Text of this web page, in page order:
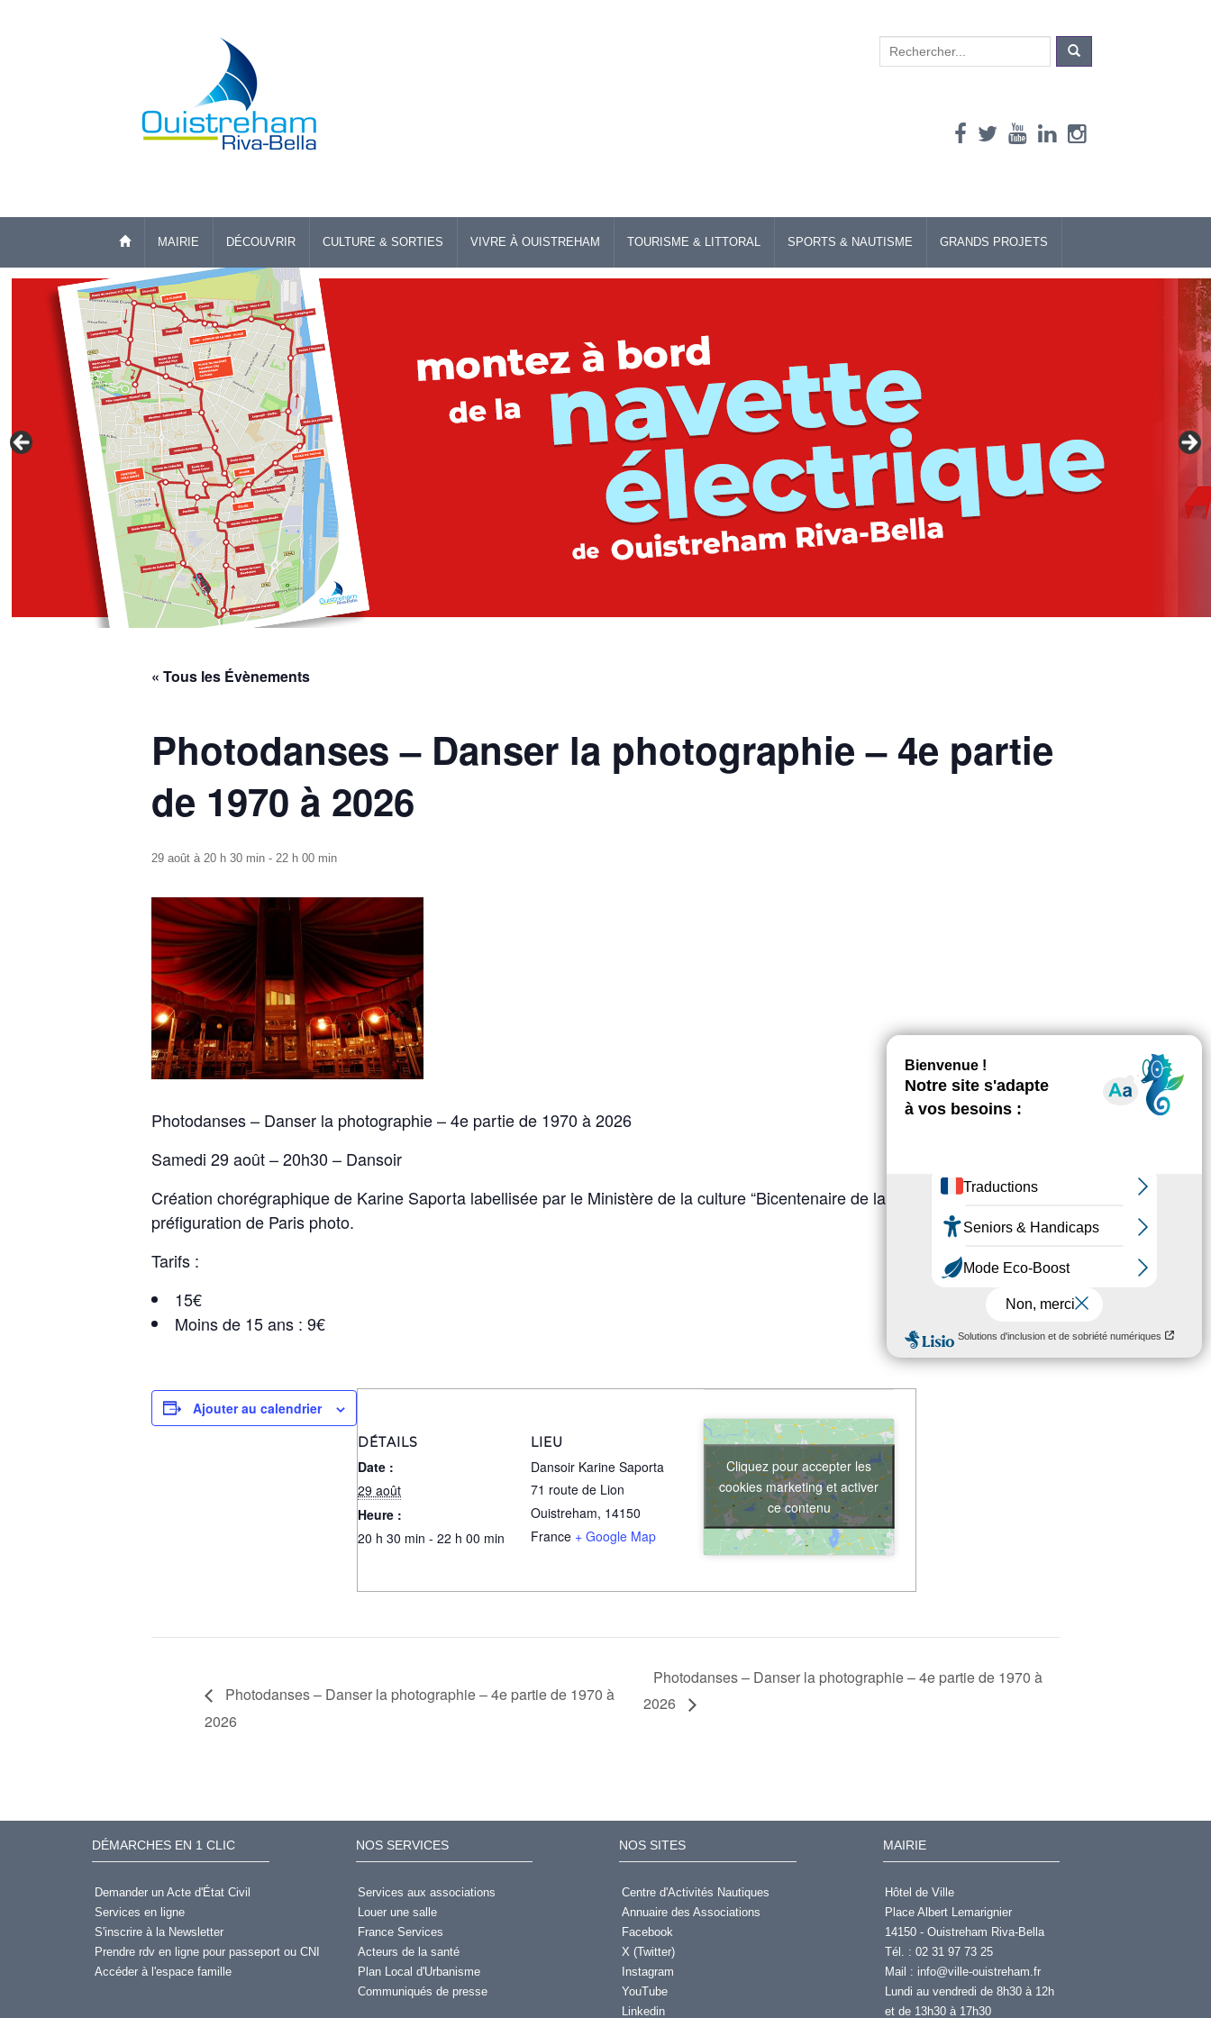
Search
for:
MAIRIE DÉCOUVRIR CULTURE & SORTIES VIVRE À OUISTREHAM TOURISME & LITTORAL SPORTS & NAUTISME GRANDS PROJETS
« Tous les Évènements
Photodanses – Danser la photographie – 4e partie
de 1970 à 2026
29 août à 20 h 30 min - 22 h 00 min
Photodanses – Danser la photographie – 4e partie de 1970 à 2026
Samedi 29 août – 20h30 – Dansoir
Création chorégraphique de Karine Saporta labellisée par le Ministère de la culture “Bicentenaire de la photographie” en
préfiguration de Paris photo.
Tarifs :
15€
Moins de 15 ans : 9€
Ajouter au calendrier
DÉTAILS
Date :
29 août
Heure :
20 h 30 min - 22 h 00 min
LIEU
Dansoir Karine Saporta
71 route de Lion
Ouistreham, 14150
France + Google Map
Cliquez pour accepter les
cookies marketing et activer
ce contenu
Photodanses – Danser la photographie – 4e partie de 1970 à
2026
Photodanses – Danser la photographie – 4e partie de 1970 à
2026
DÉMARCHES EN 1 CLIC
Demander un Acte d'État Civil
Services en ligne
S'inscrire à la Newsletter
Prendre rdv en ligne pour passeport ou CNI
Accéder à l'espace famille
NOS SERVICES
Services aux associations
Louer une salle
France Services
Acteurs de la santé
Plan Local d'Urbanisme
Communiqués de presse
NOS SITES
Centre d'Activités Nautiques
Annuaire des Associations
Facebook
X (Twitter)
Instagram
YouTube
Linkedin
MAIRIE
Hôtel de Ville
Place Albert Lemarignier
14150 - Ouistreham Riva-Bella
Tél. : 02 31 97 73 25
Mail : info@ville-ouistreham.fr
Lundi au vendredi de 8h30 à 12h
et de 13h30 à 17h30